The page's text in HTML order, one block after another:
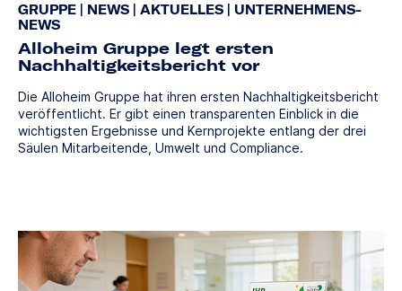
GRUPPE NEWS AKTUELLES
UNTERNEHMENS-
NEWS
Alloheim Gruppe legt ersten
Nachhaltigkeitsbericht vor
Die Alloheim Gruppe hat ihren ersten Nachhaltigkeitsbericht
veröffentlicht. Er gibt einen transparenten Einblick in die
wichtigsten Ergebnisse und Kernprojekte entlang der drei
Säulen Mitarbeitende, Umwelt und Compliance.